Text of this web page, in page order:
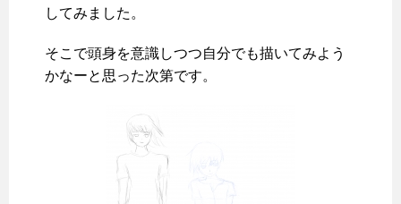
してみました。
そこで頭身を意識しつつ自分でも描いてみよう
かなーと思った次第です。